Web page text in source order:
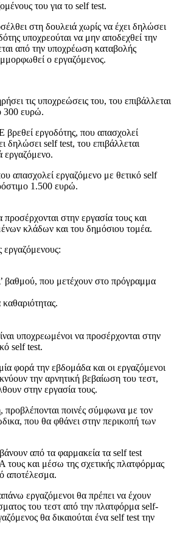
του για το self test.
στη δουλειά χωρίς να έχει δηλώσει
υποχρεούται να μην αποδεχθεί την
από την υποχρέωση καταβολής
ο εργαζόμενος.
τις υποχρεώσεις του, του επιβάλλεται
300 ευρώ.
εργοδότης, που απασχολεί
δηλώσει self test, του επιβάλλεται
εργαζόμενο.
απασχολεί εργαζόμενο με θετικό self
1.500 ευρώ.
στην εργασία τους και
κλάδων και του δημόσιου τομέα.
εργαζόμενους:
που μετέχουν στο πρόγραμμα
υποχρεωμένοι να προσέρχονται στην
self test.
φορά την εβδομάδα και οι εργαζόμενοι
την αρνητική βεβαίωση του τεστ,
στην εργασία τους.
προβλέπονται ποινές σύμφωνα με τον
που θα φθάνει στην περικοπή των
από τα φαρμακεία τα self test
και μέσω της σχετικής πλατφόρμας
αποτέλεσμα.
εργαζόμενοι θα πρέπει να έχουν
του τεστ από την πλατφόρμα self-
θα δικαιούται ένα self test την